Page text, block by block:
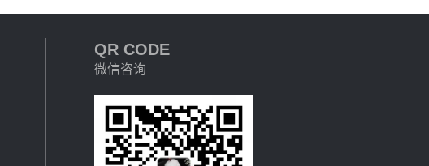
QR CODE
微信咨询